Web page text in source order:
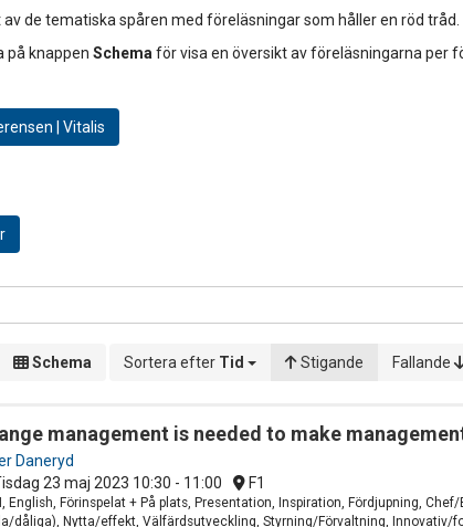
av de tematiska spåren med föreläsningar som håller en röd tråd.
på knappen Schema för visa en översikt av föreläsningarna per
| Vitalis
Schema Sortera efter Tid Stigande Fallande
management is needed to make
Daneryd
23 maj 2023 10:30 - 11:00 F1
English, Förinspelat + På plats, Presentation, Inspiration, Fördjupning,
dåliga), Nytta/effekt, Välfärdsutveckling, Styrning/Förvaltning, Innovativ/